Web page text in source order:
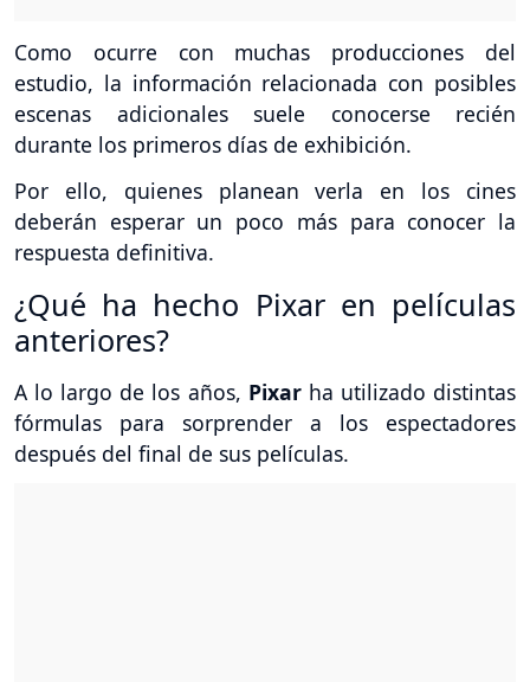
Como ocurre con muchas producciones del
estudio, la información relacionada con posibles
escenas adicionales suele conocerse recién
durante los primeros días de exhibición.
Por ello, quienes planean verla en los cines
deberán esperar un poco más para conocer la
respuesta definitiva.
¿Qué ha hecho Pixar en películas
anteriores?
A lo largo de los años, Pixar ha utilizado distintas
fórmulas para sorprender a los espectadores
después del final de sus películas.